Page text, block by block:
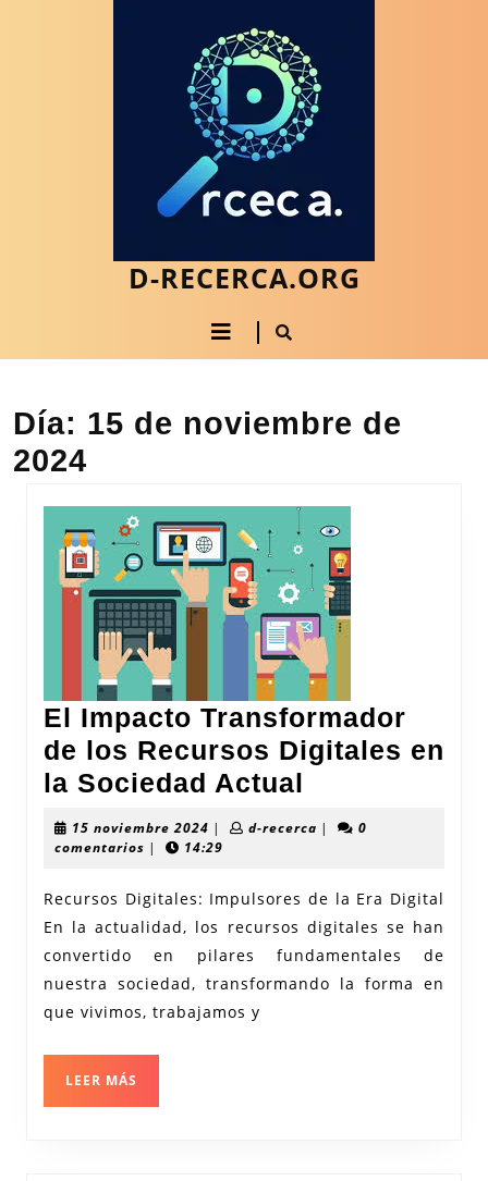
D-RECERCA.ORG
Botón
apertura
Día: 15 de noviembre de
2024
El Impacto Transformador
de los Recursos Digitales en
la Sociedad Actual
Impacto
los
Recursos
Digitales
15 noviembre 2024 15
noviembre
| d-recercad-|
0
comentarios | 14:29
Recursos Digitales: Impulsores de la Era Digital
En la actualidad, los recursos digitales se han
convertido en pilares fundamentales de
nuestra sociedad, transformando la forma en
que vivimos, trabajamos y
LEER MÁS